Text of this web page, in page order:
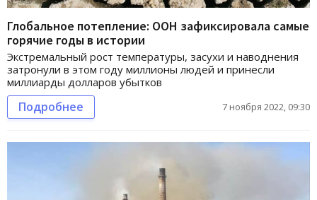
Глобальное потепление: ООН зафиксировала самые
горячие годы в истории
Экстремальный рост температуры, засухи и наводнения
затронули в этом году миллионы людей и принесли
миллиарды долларов убытков
Подробнее 7 ноября 2022, 09:30